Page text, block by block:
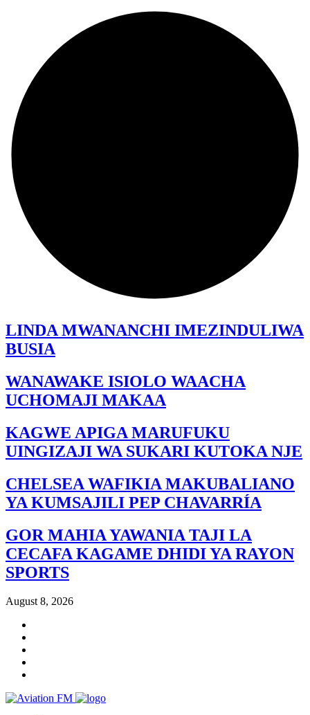
LINDA MWANANCHI IMEZINDULIWA
BUSIA
WANAWAKE ISIOLO WAACHA
UCHOMAJI MAKAA
KAGWE APIGA MARUFUKU
UINGIZAJI WA SUKARI KUTOKA NJE
CHELSEA WAFIKIA MAKUBALIANO
YA KUMSAJILI PEP CHAVARRÍA
GOR MAHIA YAWANIA TAJI LA
CECAFA KAGAME DHIDI YA RAYON
SPORTS
August 8, 2026